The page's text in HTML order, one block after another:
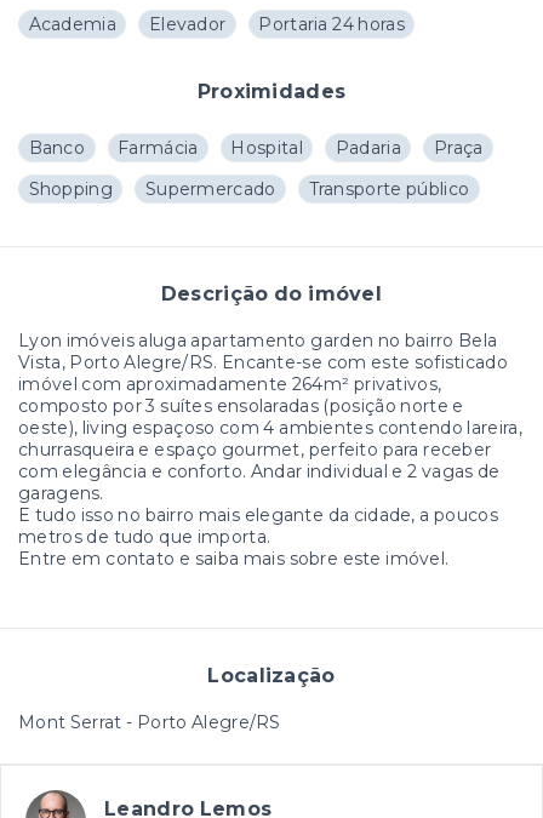
Academia Elevador Portaria 24 horas
Proximidades
Banco Farmácia Hospital Padaria
Praça
Shopping
Supermercado Transporte público
Descrição do imóvel
Lyon imóveis aluga apartamento garden no bairro Bela
Vista, Porto Alegre/RS. Encante-se com este sofisticado
imóvel com aproximadamente 264m² privativos,
composto por 3 suítes ensolaradas (posição norte e
oeste), living espaçoso com 4 ambientes contendo lareira,
churrasqueira e espaço gourmet, perfeito para receber
com elegância e conforto. Andar individual e 2 vagas de
garagens.
E tudo isso no bairro mais elegante da cidade, a poucos
metros de tudo que importa.
Entre em contato e saiba mais sobre este imóvel.
Localização
Mont Serrat - Porto Alegre/RS
Leandro Lemos